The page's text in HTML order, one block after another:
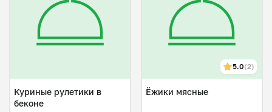
Куриные рулетики в
беконе
5.0(2)
Ëжики мясные